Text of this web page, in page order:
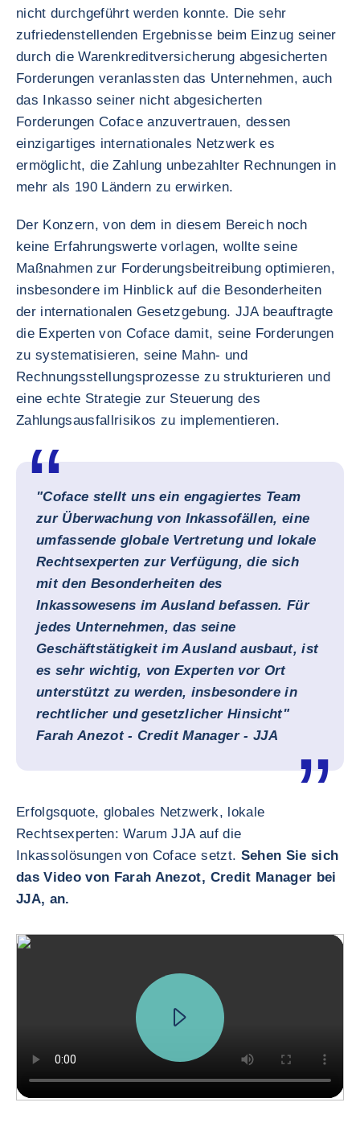
nicht durchgeführt werden konnte. Die sehr
zufriedenstellenden Ergebnisse beim Einzug seiner
durch die Warenkreditversicherung abgesicherten
Forderungen veranlassten das Unternehmen, auch
das Inkasso seiner nicht abgesicherten
Forderungen Coface anzuvertrauen, dessen
einzigartiges internationales Netzwerk es
ermöglicht, die Zahlung unbezahlter Rechnungen in
mehr als 190 Ländern zu erwirken.
Der Konzern, von dem in diesem Bereich noch
keine Erfahrungswerte vorlagen, wollte seine
Maßnahmen zur Forderungsbeitreibung optimieren,
insbesondere im Hinblick auf die Besonderheiten
der internationalen Gesetzgebung. JJA beauftragte
die Experten von Coface damit, seine Forderungen
zu systematisieren, seine Mahn- und
Rechnungsstellungsprozesse zu strukturieren und
eine echte Strategie zur Steuerung des
Zahlungsausfallrisikos zu implementieren.
"Coface stellt uns ein engagiertes Team
zur Überwachung von Inkassofällen, eine
umfassende globale Vertretung und lokale
Rechtsexperten zur Verfügung, die sich
mit den Besonderheiten des
Inkassowesens im Ausland befassen. Für
jedes Unternehmen, das seine
Geschäftstätigkeit im Ausland ausbaut, ist
es sehr wichtig, von Experten vor Ort
unterstützt zu werden, insbesondere in
rechtlicher und gesetzlicher Hinsicht"
Farah Anezot - Credit Manager - JJA
Erfolgsquote, globales Netzwerk, lokale
Rechtsexperten: Warum JJA auf die
Inkassolösungen von Coface setzt. Sehen Sie sich
das Video von Farah Anezot, Credit Manager bei
JJA, an.